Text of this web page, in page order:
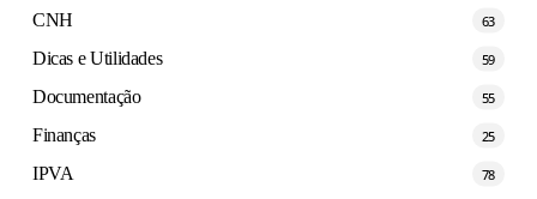
CNH 63
Dicas e Utilidades 59
Documentação 55
Finanças 25
IPVA 78